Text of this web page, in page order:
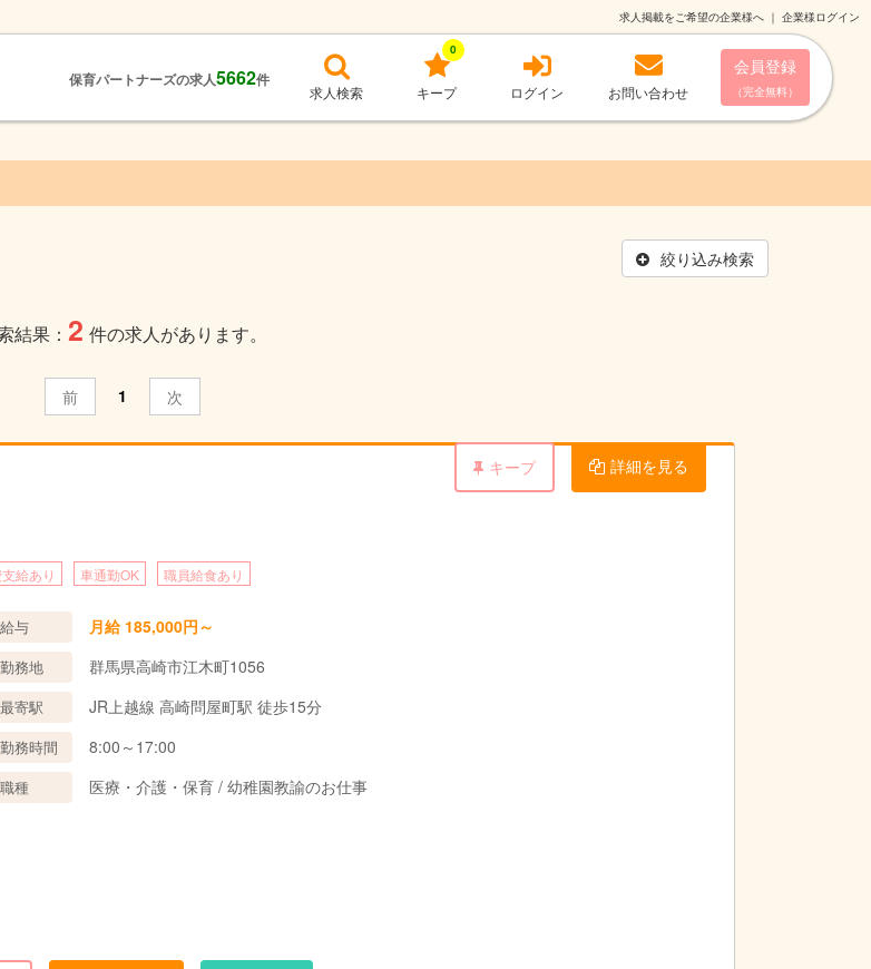
求人掲載をご希望の企業様へ ｜ 企業様ログイン
保育パートナーズの求人5662件
求人検索 キープ
0
ログイン お問い合わせ
会員登録
（完全無料）
絞り込み検索
結果： 2 件の求人があります。
前 1 次
キープ 詳細を見る
給あり 車通勤OK 職員給食あり
給与 月給 185,000円～
勤務地 群馬県高崎市江木町1056
最寄駅 JR上越線 高崎問屋町駅 徒歩15分
勤務時間 8:00～17:00
職種 医療・介護・保育 / 幼稚園教諭のお仕事